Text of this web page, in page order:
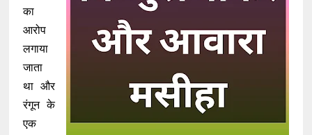
का
आरोप
लगाया
जाता
था और
रंगून के
एक